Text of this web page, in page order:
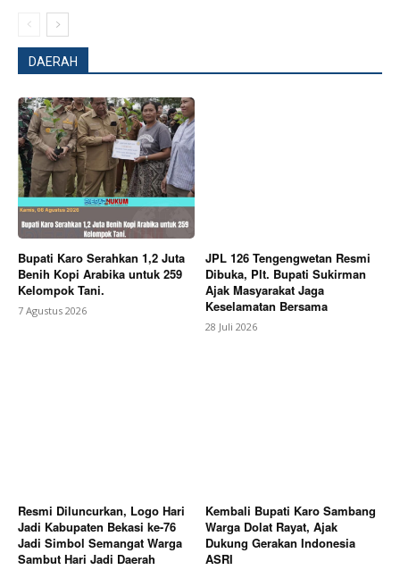
DAERAH
Bupati Karo Serahkan 1,2 Juta
Benih Kopi Arabika untuk 259
Kelompok Tani.
7 Agustus 2026
JPL 126 Tengengwetan Resmi
Dibuka, Plt. Bupati Sukirman
Ajak Masyarakat Jaga
Keselamatan Bersama
28 Juli 2026
Resmi Diluncurkan, Logo Hari
Jadi Kabupaten Bekasi ke-76
Jadi Simbol Semangat Warga
Sambut Hari Jadi Daerah
Kembali Bupati Karo Sambang
Warga Dolat Rayat, Ajak
Dukung Gerakan Indonesia
ASRI